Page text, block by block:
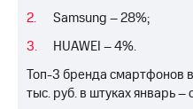
Корпоративный
секретарь
Раскрытие
Информация
акционерам
Samsung – 28%;
HUAWEI – 4%.
Топ-3 бренда смартфонов
тыс. руб. в штуках январь –